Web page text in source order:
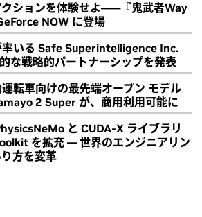
ションを体験せよ――『鬼武者Way
NOW に登場
いる Safe Superintelligence Inc.
な戦略的パートナーシップを発表
転車向けの最先端オープン モデル
2 Super が、商用利用可能に
と CUDA-X ライブラリ
を拡充 ― 世界のエンジニアリン
方を変革